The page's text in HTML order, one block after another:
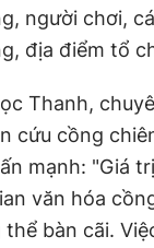
người chơi,
địa điểm tổ
Thanh,
cứu cồng
mạnh: "Giá
văn hóa
bàn cãi.